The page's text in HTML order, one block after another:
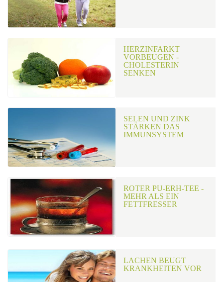
HERZINFARKT
VORBEUGEN -
CHOLESTERIN
SENKEN
SELEN UND ZINK
STÄRKEN DAS
IMMUNSYSTEM
ROTER PU-ERH-TEE -
MEHR ALS EIN
FETTFRESSER
LACHEN BEUGT
KRANKHEITEN VOR